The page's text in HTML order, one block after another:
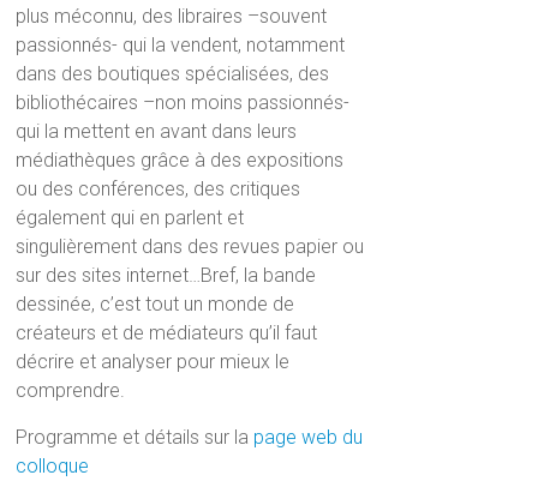
plus méconnu, des libraires –souvent
passionnés- qui la vendent, notamment
dans des boutiques spécialisées, des
bibliothécaires –non moins passionnés-
qui la mettent en avant dans leurs
médiathèques grâce à des expositions
ou des conférences, des critiques
également qui en parlent et
singulièrement dans des revues papier ou
sur des sites internet…Bref, la bande
dessinée, c’est tout un monde de
créateurs et de médiateurs qu’il faut
décrire et analyser pour mieux le
comprendre.
Programme et détails sur la page web du
colloque